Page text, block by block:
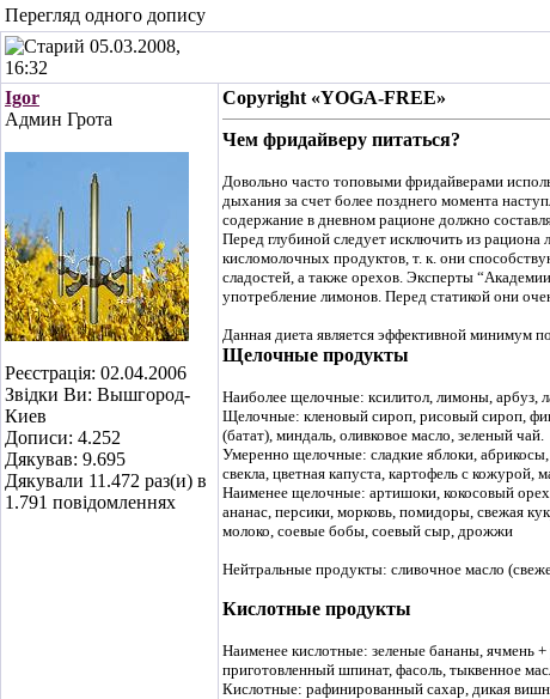
Перегляд одного допису
05.03.2008,
16:32
Igor
Админ Грота
Реєстрація: 02.04.2006
Звідки Ви: Вышгород-
Киев
Дописи: 4.252
Дякував: 9.695
Дякували 11.472 раз(и) в
1.791 повідомленнях
Copyright «YOGA-FREE»
Чем фридайверу питаться?
Довольно часто топовыми фридайверами
дыхания за счет более позднего момента
содержание в дневном рационе должно
Перед глубиной следует исключить из
кисломолочных продуктов, т. к. они
сладостей, а также орехов. Эксперты
употребление лимонов. Перед статикой они
Данная диета является эффективной минимум
Щелочные продукты
Наиболее щелочные: ксилитол, лимоны, арбуз,
Щелочные: кленовый сироп, рисовый сироп,
(батат), миндаль, оливковое масло, зеленый чай.
Умеренно щелочные: сладкие яблоки, абрикосы,
свекла, цветная капуста, картофель с кожурой,
Наименее щелочные: артишоки, кокосовый
ананас, персики, морковь, помидоры, свежая
молоко, соевые бобы, соевый сыр, дрожжи
Нейтральные продукты: сливочное масло
Кислотные продукты
Наименее кислотные: зеленые бананы, ячмень
приготовленный шпинат, фасоль, тыквенное
Кислотные: рафинированный сахар, дикая